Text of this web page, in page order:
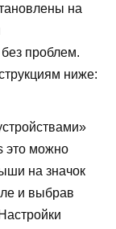
на
проблем.
ниже:
это можно
на значок
и выбрав